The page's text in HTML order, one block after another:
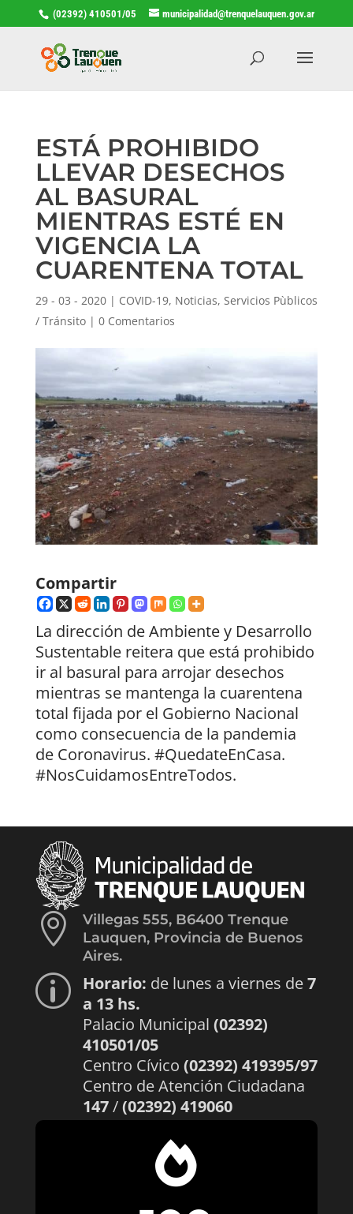
(02392) 410501/05 municipalidad@trenquelauquen.gov.ar
ESTÁ PROHIBIDO
LLEVAR DESECHOS
AL BASURAL
MIENTRAS ESTÉ EN
VIGENCIA LA
CUARENTENA TOTAL
29 - 03 - 2020| COVID-19, Noticias, Servicios Pùblicos
/ Tránsito| 0 Comentarios
Compartir
La dirección de Ambiente y Desarrollo
Sustentable reitera que está prohibido
ir al basural para arrojar desechos
mientras se mantenga la cuarentena
total fijada por el Gobierno Nacional
como consecuencia de la pandemia
de Coronavirus. #QuedateEnCasa.
#NosCuidamosEntreTodos.

Villegas 555, B6400 Trenque
Lauquen, Provincia de Buenos
Aires.
p Horario: de lunes a viernes de7
a 13 hs.
Palacio Municipal (02392)
410501/05
Centro Cívico (02392) 419395/97
Centro de Atención Ciudadana
147/(02392) 419060
